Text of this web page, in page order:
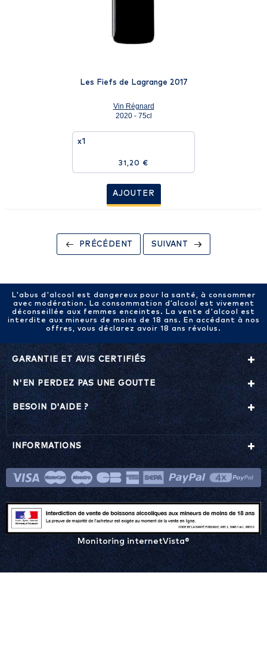
Les Fiefs de Lagrange 2017
Vin Régnard
2020 - 75cl
x1
31,20 €
AJOUTER
PRÉCÉDENT SUIVANT
L'abus d'alcool est dangereux pour la santé, à consommer
avec modération. La consommation d’alcool est vivement
déconseillée aux femmes enceintes. La vente d'alcool est
interdite aux mineurs de moins de 18 ans. En accédant à nos
offres, vous déclarez avoir 18 ans révolus.
GARANTIE ET AVIS CERTIFIÉS
N'EN PERDEZ PAS UNE GOUTTE
BESOIN D'AIDE ?
INFORMATIONS
Monitoring internetVista®